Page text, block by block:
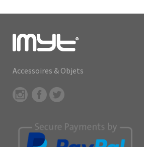
Accessoires & Objets